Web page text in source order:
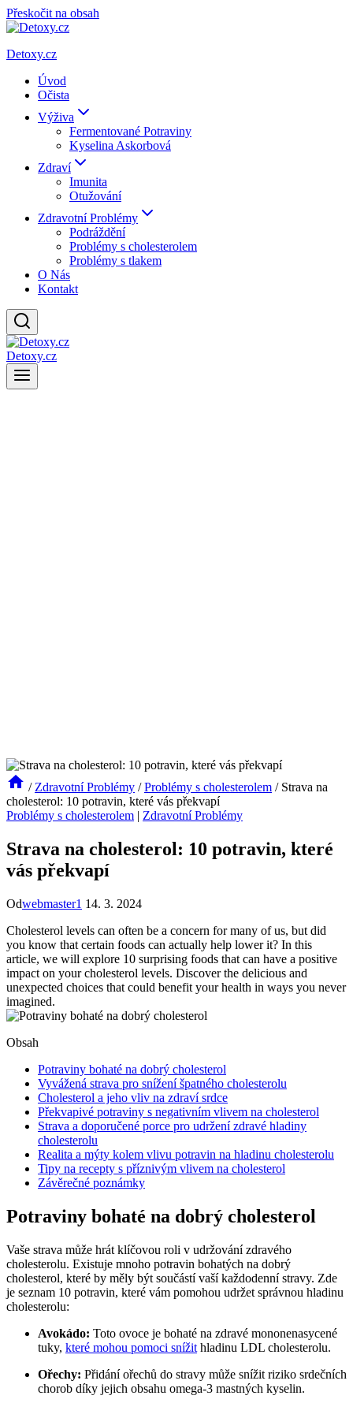
Přeskočit na obsah
Detoxy.cz
Úvod
Očista
Výživa
Fermentované Potraviny
Kyselina Askorbová
Zdraví
Imunita
Otužování
Zdravotní Problémy
Podráždění
Problémy s cholesterolem
Problémy s tlakem
O Nás
Kontakt
Detoxy.cz
/ Zdravotní Problémy / Problémy s cholesterolem / Strava na
cholesterol: 10 potravin, které vás překvapí
Problémy s cholesterolem | Zdravotní Problémy
Strava na cholesterol: 10 potravin, které
vás překvapí
Odwebmaster1 14. 3. 2024
Cholesterol levels can often be a concern for many of us, but did
you know that certain foods can actually help lower it? In this
article, we will explore 10 surprising foods that can have a positive
impact on your cholesterol levels. Discover the delicious and
unexpected choices that could benefit your health in ways you never
imagined.
Obsah
Potraviny bohaté na dobrý cholesterol
Vyvážená strava pro snížení špatného cholesterolu
Cholesterol a jeho vliv na zdraví srdce
Překvapivé potraviny s negativním vlivem na cholesterol
Strava a doporučené porce pro udržení zdravé hladiny
cholesterolu
Realita a mýty kolem vlivu potravin na hladinu cholesterolu
Tipy na recepty s příznivým vlivem na cholesterol
Závěrečné poznámky
Potraviny bohaté na dobrý cholesterol
Vaše strava může hrát klíčovou roli v udržování zdravého
cholesterolu. Existuje mnoho potravin bohatých na dobrý
cholesterol, které by měly být součástí vaší každodenní stravy. Zde
je seznam 10 potravin, které vám pomohou udržet správnou hladinu
cholesterolu:
Avokádo: Toto ovoce je bohaté na zdravé mononenasycené
tuky, které mohou pomoci snížit hladinu LDL cholesterolu.
Ořechy: Přidání ořechů do stravy může snížit riziko srdečních
chorob díky jejich obsahu omega-3 mastných kyselin.